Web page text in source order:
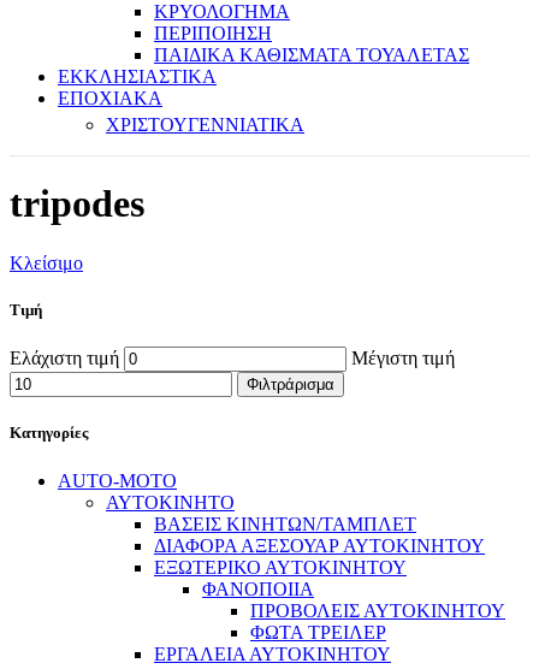
ΚΡΥΟΛΟΓΗΜΑ
ΠΕΡΙΠΟΙΗΣΗ
ΠΑΙΔΙΚΑ ΚΑΘΙΣΜΑΤΑ ΤΟΥΑΛΕΤΑΣ
ΕΚΚΛΗΣΙΑΣΤΙΚΑ
ΕΠΟΧΙΑΚΑ
ΧΡΙΣΤΟΥΓΕΝΝΙΑΤΙΚΑ
tripodes
Κλείσιμο
Τιμή
Ελάχιστη τιμή Μέγιστη τιμή
Φιλτράρισμα
Κατηγορίες
AUTO-MOTO
ΑΥΤΟΚΙΝΗΤΟ
ΒΑΣΕΙΣ ΚΙΝΗΤΩΝ/ΤΑΜΠΛΕΤ
ΔΙΑΦΟΡΑ ΑΞΕΣΟΥΑΡ ΑΥΤΟΚΙΝΗΤΟΥ
ΕΞΩΤΕΡΙΚΟ ΑΥΤΟΚΙΝΗΤΟΥ
ΦΑΝΟΠΟΙΙΑ
ΠΡΟΒΟΛΕΙΣ ΑΥΤΟΚΙΝΗΤΟΥ
ΦΩΤΑ ΤΡΕΙΛΕΡ
ΕΡΓΑΛΕΙΑ ΑΥΤΟΚΙΝΗΤΟΥ